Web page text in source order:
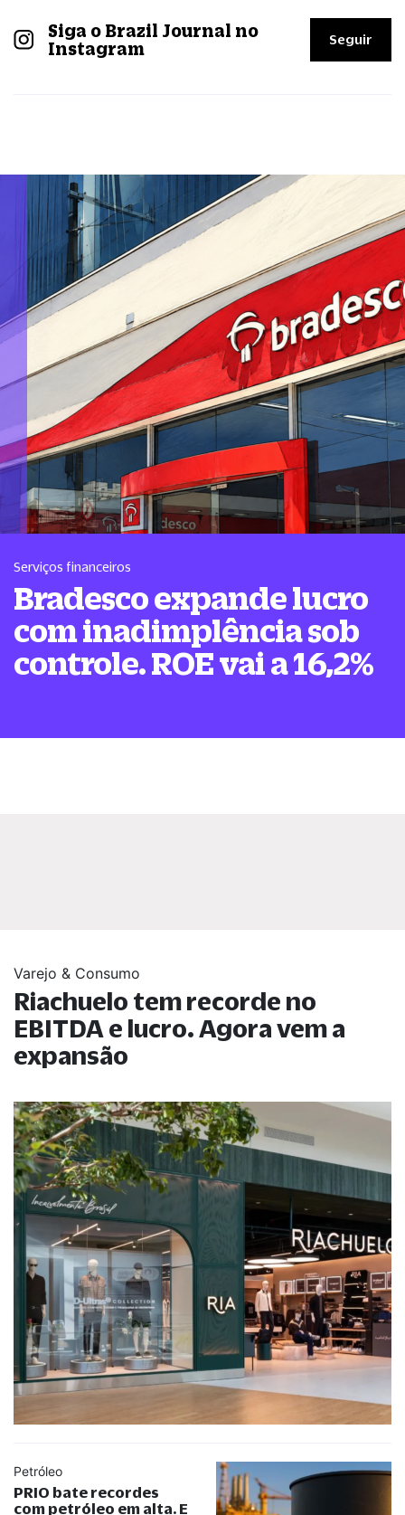
Siga o Brazil Journal no
Instagram
Seguir
Serviços financeiros
Bradesco expande lucro
com inadimplência sob
controle. ROE vai a 16,2%
Varejo & Consumo
Riachuelo tem recorde no
EBITDA e lucro. Agora vem a
expansão
Petróleo
PRIO bate recordes
com petróleo em alta. E